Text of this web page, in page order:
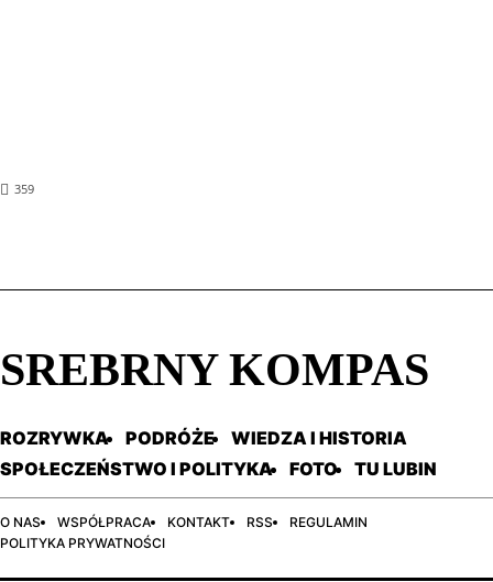
359
SREBRNY KOMPAS
ROZRYWKA PODRÓŻE
WIEDZA I HISTORIA
SPOŁECZEŃSTWO I POLITYKA
FOTO TU LUBIN
O NAS WSPÓŁPRACA KONTAKT RSS
REGULAMIN
POLITYKA PRYWATNOŚCI